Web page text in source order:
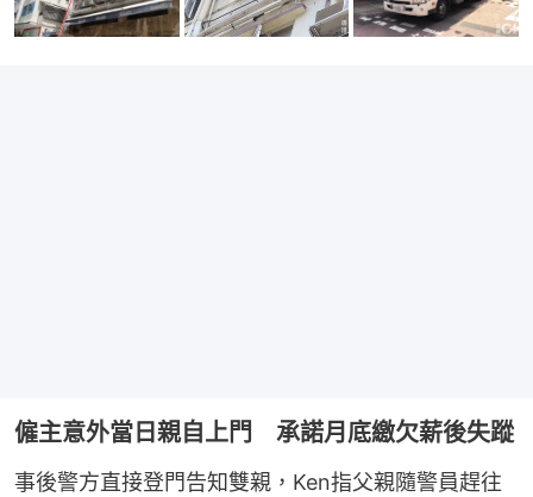
僱主意外當日親自上門 承諾月底繳欠薪後失蹤
事後警方直接登門告知雙親，Ken指父親隨警員趕往